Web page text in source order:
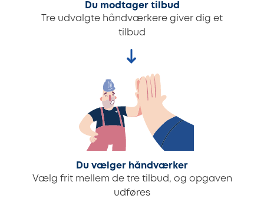
Du modtager tilbud
Tre udvalgte håndværkere giver dig et
tilbud
Du vælger håndværker
Vælg frit mellem de tre tilbud, og opgaven
udføres